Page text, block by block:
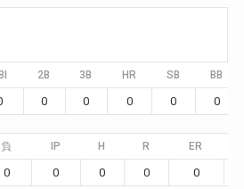
2B 3B HR SB BB
0 0 0 0 0
負 IP H R ER
0 0 0 0 0